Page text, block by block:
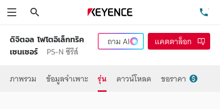
ดิจิตอล โฟโตอิเล็กทริค
เซนเซอร์
PS-N ซีรีส์
ถามAI แคตตาล็อก
ภาพรวม ข้อมูลจำเพาะ รุ่น ดาวน์โหลด ขอราคา